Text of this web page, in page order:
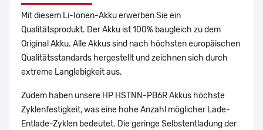
Mit diesem Li-Ionen-Akku erwerben Sie ein
Qualitätsprodukt. Der Akku ist 100% baugleich zu dem
Original Akku. Alle Akkus sind nach höchsten europäischen
Qualitätsstandards hergestellt und zeichnen sich durch
extreme Langlebigkeit aus.
Zudem haben unsere HP HSTNN-PB6R Akkus höchste
Zyklenfestigkeit, was eine hohe Anzahl möglicher Lade-
Entlade-Zyklen bedeutet. Die geringe Selbstentladung der